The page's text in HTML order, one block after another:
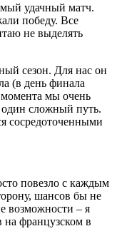
удачный матч.
победу. Все
не выделять
сезон. Для нас он
(в день финала
мы очень
один сложный путь.
сосредоточенными
повезло с каждым
шансов бы не
возможности – я
на французском в